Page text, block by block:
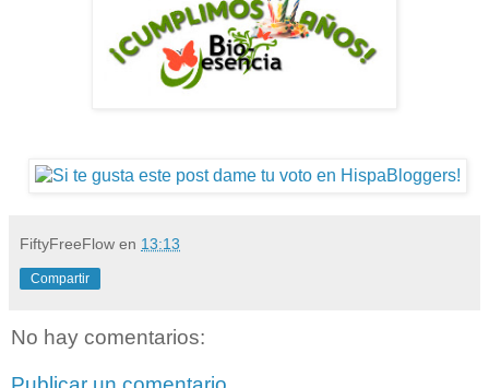
FiftyFreeFlow en 13:13
Compartir
No hay comentarios: